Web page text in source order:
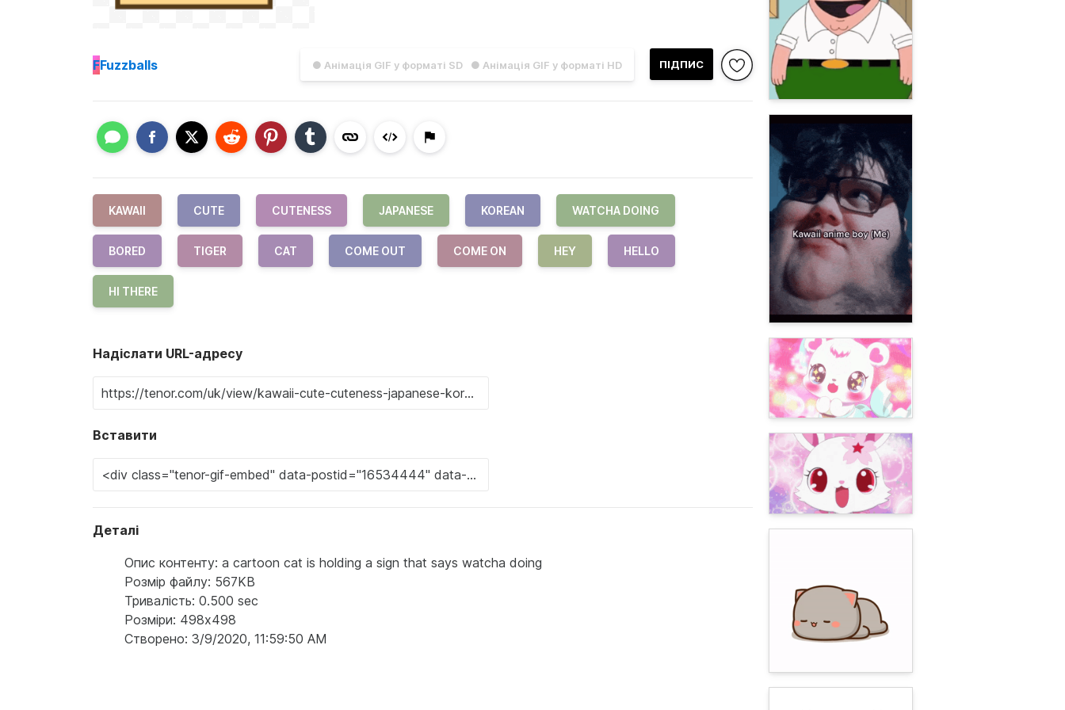
● Анімація GIF у форматі SD ● Анімація GIF у форматі HD ПІДПИС
FFuzzballs
KAWAII CUTE CUTENESS JAPANESE KOREAN WATCHA DOING
BORED TIGER CAT COME OUT COME ON HEY HELLO
HI THERE
Надіслати URL-адресу
Вставити
Деталі
Опис контенту: a cartoon cat is holding a sign that says watcha doing
Розмір файлу: 567KB
Тривалість: 0.500 sec
Розміри: 498x498
Створено: 3/9/2020, 11:59:50 AM